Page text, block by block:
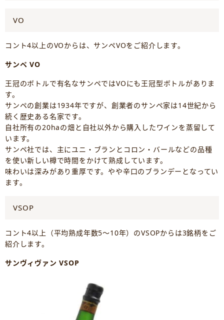
VO
コント4以上のVOからは、サンペVOをご紹介します。
サンペ VO
王冠のボトルで有名なサンペではVOにも王冠型ボトルがありま
す。
サンペの創業は1934年ですが、創業者のサンペ家は14世紀から
続く歴史ある名家です。
自社所有の20haの畑と自社以外から購入したワインを蒸留して
います。
サンペ社では、主にユニ・ブランとコロン・バールなどの品種
を使い新しい樽で時間をかけて熟成しています。
味わいは深みがあり重厚です。やや辛口のブランデーとなってい
ます。
VSOP
コント4以上（平均熟成年数5～10年）のVSOPからは3銘柄をご
紹介します。
サンヴィヴァン VSOP